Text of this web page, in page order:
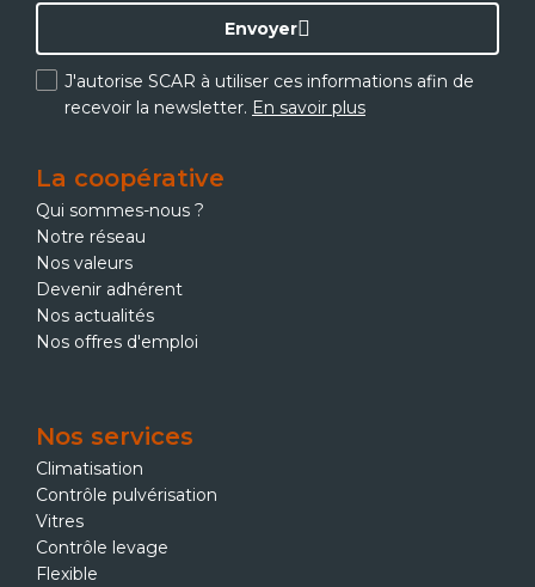
J'autorise SCAR à utiliser ces informations afin de
recevoir la newsletter. En savoir plus
Envoyer
La coopérative
Qui sommes-nous ?
Notre réseau
Nos valeurs
Devenir adhérent
Nos actualités
Nos offres d'emploi
Nos services
Climatisation
Contrôle pulvérisation
Vitres
Contrôle levage
Flexible